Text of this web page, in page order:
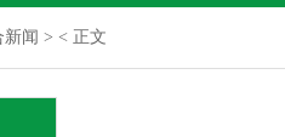
新闻 > < 正文